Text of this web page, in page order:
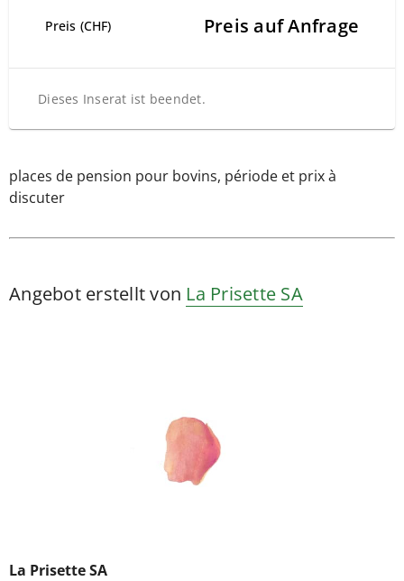
Preis (CHF) Preis auf Anfrage
Dieses Inserat ist beendet.
places de pension pour bovins, période et prix à
discuter
Angebot erstellt von La Prisette SA
La Prisette SA